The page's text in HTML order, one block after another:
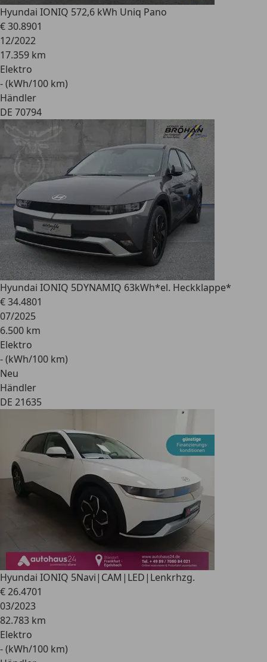
Hyundai IONIQ 572,6 kWh Uniq Pano
€ 30.8901
12/2022
17.359 km
Elektro
- (kWh/100 km)
Händler
DE 70794
Hyundai IONIQ 5DYNAMIQ 63kWh*el. Heckklappe*
€ 34.4801
07/2025
6.500 km
Elektro
- (kWh/100 km)
Neu
Händler
DE 21635
Hyundai IONIQ 5Navi|CAM|LED|Lenkrhzg.
€ 26.4701
03/2023
82.783 km
Elektro
- (kWh/100 km)